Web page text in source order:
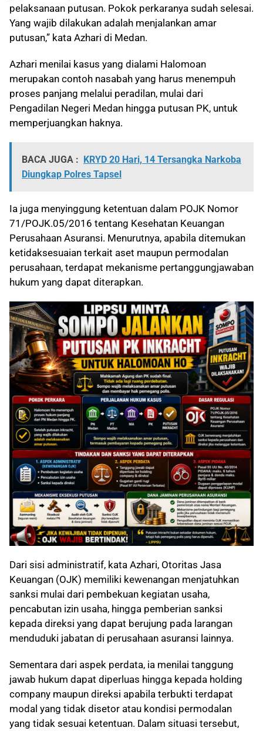
pelaksanaan putusan. Pokok perkaranya sudah selesai.
Yang wajib dilakukan adalah menjalankan amar
putusan,” kata Azhari di Medan.
Azhari menilai kasus yang dialami Halomoan
merupakan contoh nasabah yang harus menempuh
proses panjang melalui peradilan, mulai dari
Pengadilan Negeri Medan hingga putusan PK, untuk
memperjuangkan haknya.
BACA JUGA : KRYD 20 Hari, 14 Tersangka Narkoba
Diungkap Polres Tapsel
Ia juga menyinggung ketentuan dalam POJK Nomor
71/POJK.05/2016 tentang Kesehatan Keuangan
Perusahaan Asuransi. Menurutnya, apabila ditemukan
ketidaksesuaian terkait aset maupun permodalan
perusahaan, terdapat mekanisme pertanggungjawaban
hukum yang dapat diterapkan.
Dari sisi administratif, kata Azhari, Otoritas Jasa
Keuangan (OJK) memiliki kewenangan menjatuhkan
sanksi mulai dari pembekuan kegiatan usaha,
pencabutan izin usaha, hingga pemberian sanksi
kepada direksi yang dapat berujung pada larangan
menduduki jabatan di perusahaan asuransi lainnya.
Sementara dari aspek perdata, ia menilai tanggung
jawab hukum dapat diperluas hingga kepada holding
company maupun direksi apabila terbukti terdapat
modal yang tidak disetor atau kondisi permodalan
yang tidak sesuai ketentuan. Dalam situasi tersebut,